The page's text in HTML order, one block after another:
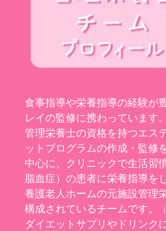
食事指導や栄養指導の経験が
レイの監修に携わっています。
管理栄養士の資格を持つエス
ットプログラムの作成・監修
中心に、クリニックで生活習
脂血症）の患者に栄養指導を
養護老人ホームの元施設管理
構成されているチームです。
ダイエットサプリやドリンク